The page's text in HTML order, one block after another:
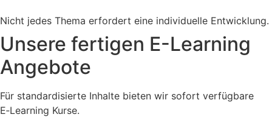
Nicht jedes Thema erfordert eine individuelle Entwicklung.
Unsere fertigen E-Learning
Angebote
Für standardisierte Inhalte bieten wir sofort verfügbare
E‑Learning Kurse.